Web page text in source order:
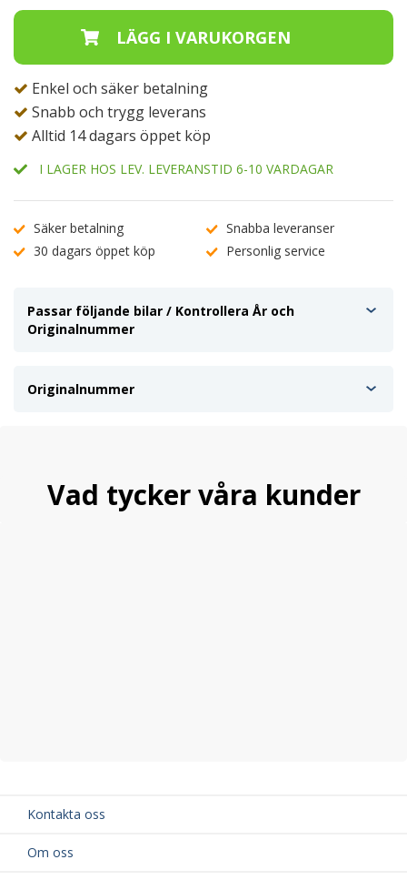
Enkel och säker betalning
Snabb och trygg leverans
Alltid 14 dagars öppet köp
I LAGER HOS LEV. LEVERANSTID 6-10 VARDAGAR
Säker betalning
Snabba leveranser
30 dagars öppet köp
Personlig service
Passar följande bilar / Kontrollera År och
Originalnummer
Originalnummer
Vad tycker våra kunder
Kontakta oss
Om oss